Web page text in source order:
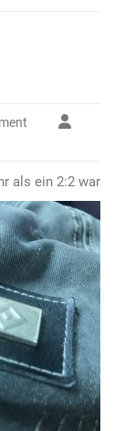
als ein 2:2 war